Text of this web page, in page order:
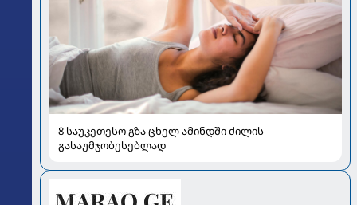
8 საუკეთესო გზა ცხელ ამინდში ძილის
გასაუმჯობესებლად